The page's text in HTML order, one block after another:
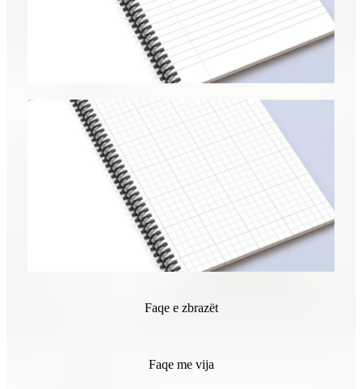
Faqe e zbrazët
Faqe me vija